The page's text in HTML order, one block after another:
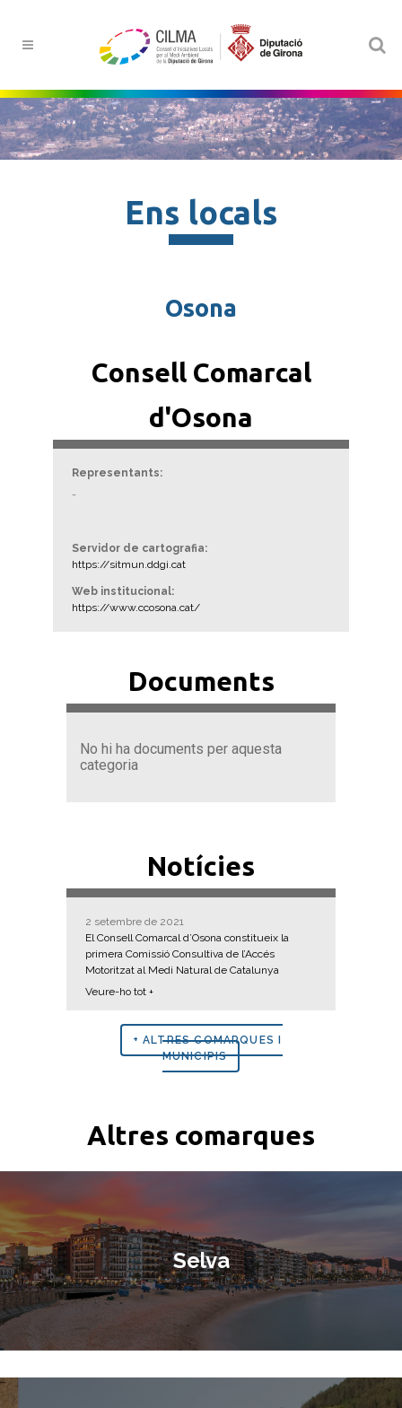
Ens locals
Osona
Consell Comarcal
d'Osona
Representants:
-
Servidor de cartografia:
https://sitmun.ddgi.cat
Web institucional:
https://www.ccosona.cat/
Documents
No hi ha documents per aquesta
categoria
Notícies
2 setembre de 2021
El Consell Comarcal d’Osona constitueix la
primera Comissió Consultiva de l’Accés
Motoritzat al Medi Natural de Catalunya
Veure-ho tot +
+ ALTRES COMARQUES I
MUNICIPIS
Altres comarques
Selva